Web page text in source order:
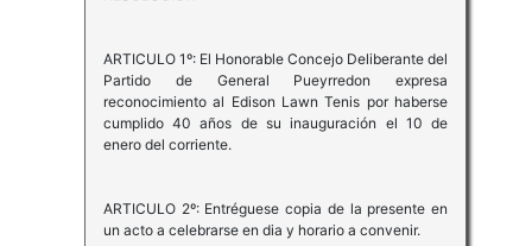
ARTICULO 1º: El Honorable Concejo Deliberante del
Partido de General Pueyrredon expresa
reconocimiento al Edison Lawn Tenis por haberse
cumplido 40 años de su inauguración el 10 de
enero del corriente.
ARTICULO 2º: Entréguese copia de la presente en
un acto a celebrarse en dia y horario a convenir.